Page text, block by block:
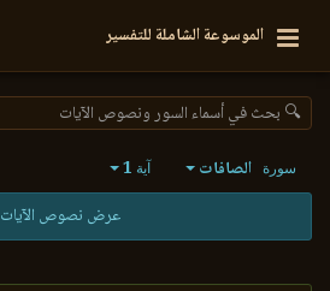
الموسوعة الشاملة للتفسير
🔍 بحث في أسماء السور ونصوص الآيات
سورة الصافات آية 1
عرض نصوص الآيات